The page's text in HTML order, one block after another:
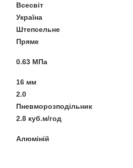
Всесвіт
Україна
Штепсельне
Пряме
0.63 МПа
16 мм
2.0
Пневморозподільник
2.8 куб.м/год
Алюміній